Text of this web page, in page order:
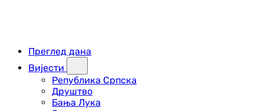
Преглед дана
Вијести
Република Српска
Друштво
Бања Лука